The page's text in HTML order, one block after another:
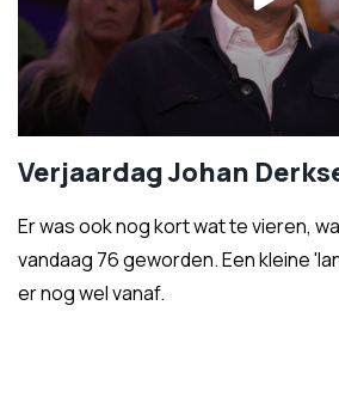
Verjaardag Johan
Er was ook nog kort wat te vieren,
vandaag 76 geworden. Een kleine
er nog wel vanaf.